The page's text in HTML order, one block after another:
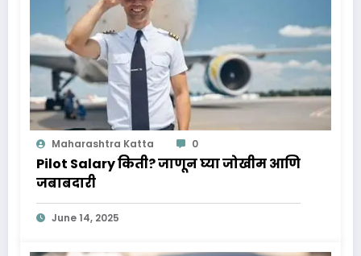
Maharashtra Katta 0
Pilot Salary किती? जाणून घ्या जोखीम आणि
जबाबदारी
June 14, 2025